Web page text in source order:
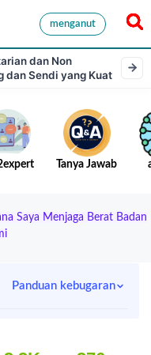
menganut
dan Non
dan Sendi yang Kuat
Tanya Jawab
Saya Menjaga Berat Badan
Panduan kebugaran